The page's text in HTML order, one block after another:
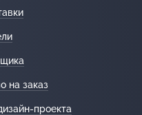
на заказ
проекта